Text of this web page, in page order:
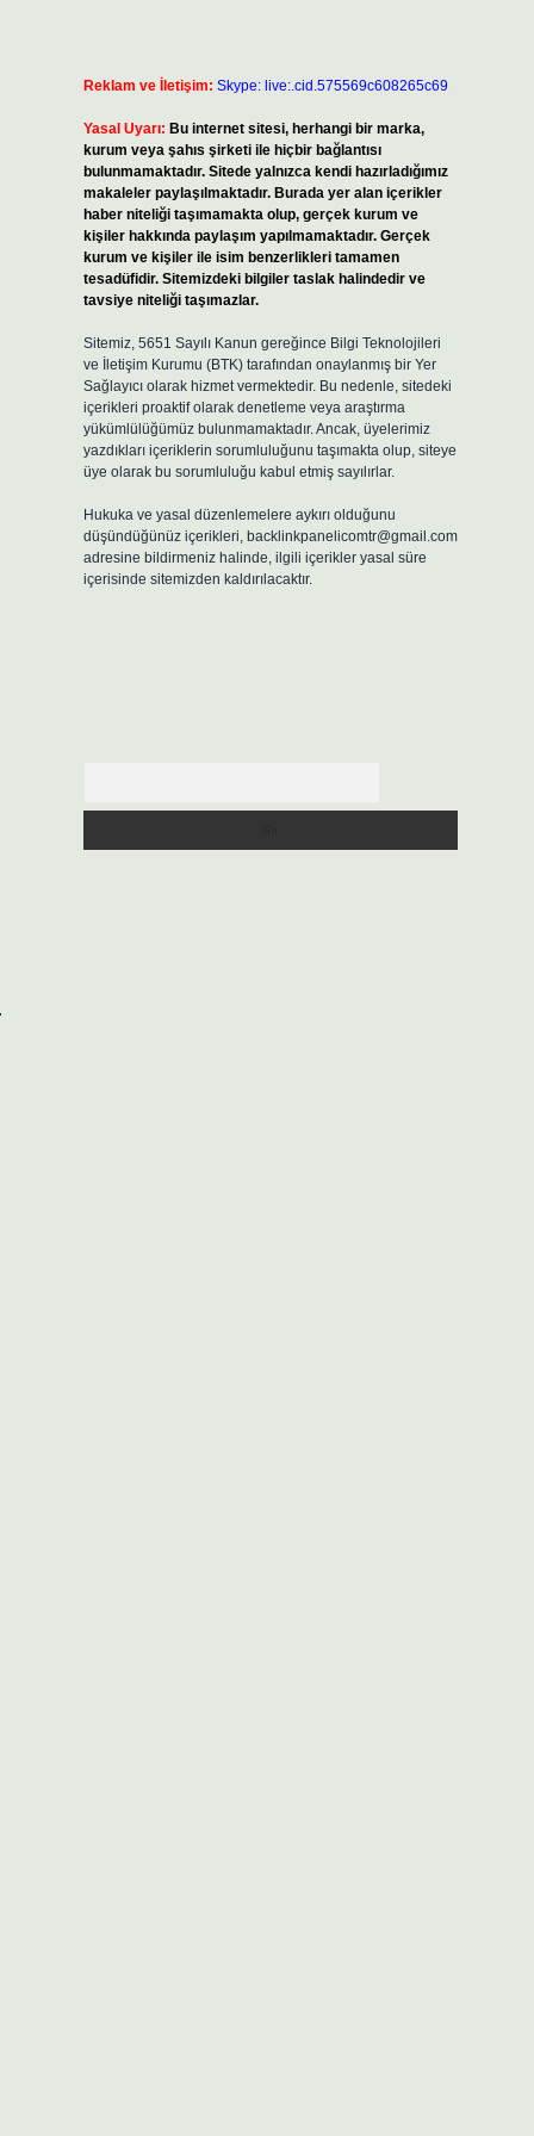
Reklam ve İletişim: Skype: live:.cid.575569c608265c69
Yasal Uyarı: Bu internet sitesi, herhangi bir marka,
kurum veya şahıs şirketi ile hiçbir bağlantısı
bulunmamaktadır. Sitede yalnızca kendi hazırladığımız
makaleler paylaşılmaktadır. Burada yer alan içerikler
haber niteliği taşımamakta olup, gerçek kurum ve
kişiler hakkında paylaşım yapılmamaktadır. Gerçek
kurum ve kişiler ile isim benzerlikleri tamamen
tesadüfidir. Sitemizdeki bilgiler taslak halindedir ve
tavsiye niteliği taşımazlar.
Sitemiz, 5651 Sayılı Kanun gereğince Bilgi Teknolojileri
ve İletişim Kurumu (BTK) tarafından onaylanmış bir Yer
Sağlayıcı olarak hizmet vermektedir. Bu nedenle, sitedeki
içerikleri proaktif olarak denetleme veya araştırma
yükümlülüğümüz bulunmamaktadır. Ancak, üyelerimiz
yazdıkları içeriklerin sorumluluğunu taşımakta olup, siteye
üye olarak bu sorumluluğu kabul etmiş sayılırlar.
Hukuka ve yasal düzenlemelere aykırı olduğunu
düşündüğünüz içerikleri, backlinkpanelicomtr@gmail.com
adresine bildirmeniz halinde, ilgili içerikler yasal süre
içerisinde sitemizden kaldırılacaktır.